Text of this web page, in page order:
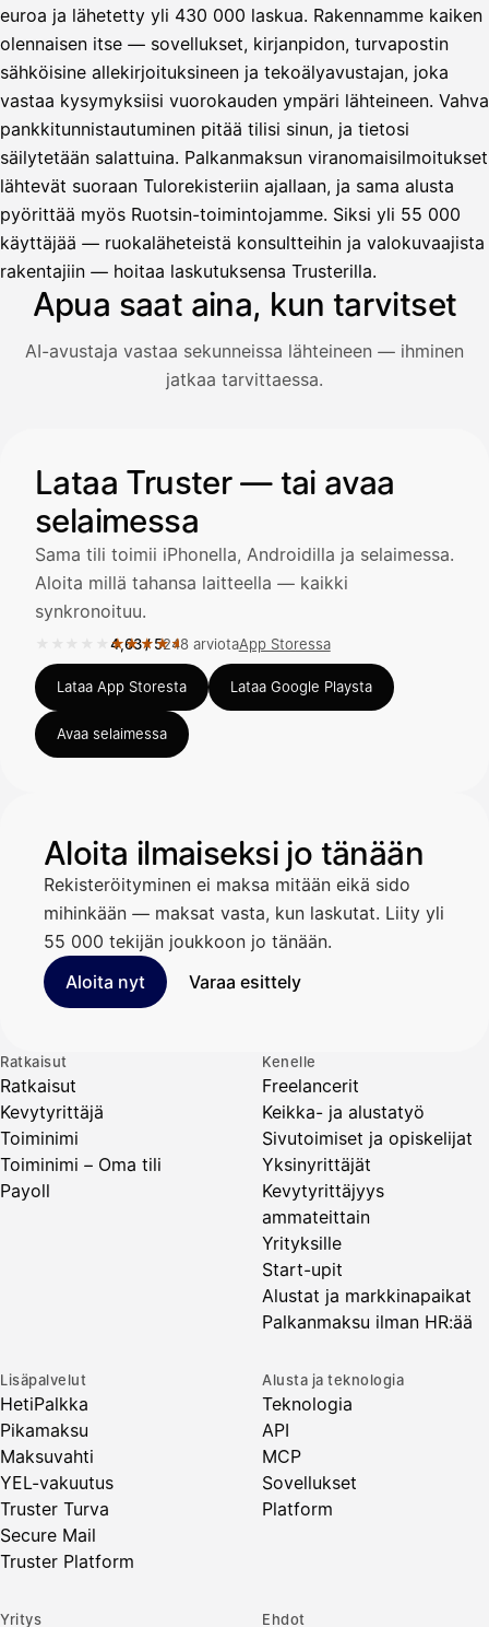
euroa ja lähetetty yli 430 000 laskua. Rakennamme kaiken
olennaisen itse — sovellukset, kirjanpidon, turvapostin
sähköisine allekirjoituksineen ja tekoälyavustajan, joka
vastaa kysymyksiisi vuorokauden ympäri lähteineen. Vahva
pankkitunnistautuminen pitää tilisi sinun, ja tietosi
säilytetään salattuina. Palkanmaksun viranomaisilmoitukset
lähtevät suoraan Tulorekisteriin ajallaan, ja sama alusta
pyörittää myös Ruotsin-toimintojamme. Siksi yli 55 000
käyttäjää — ruokaläheteistä konsultteihin ja valokuvaajista
rakentajiin — hoitaa laskutuksensa Trusterilla.
Apua saat aina, kun tarvitset
AI-avustaja vastaa sekunneissa lähteineen — ihminen
jatkaa tarvittaessa.
Avustaja
Hei! Miten voin auttaa?
Avaa Kuitit-välilehti ja valitse
Kirjoita viesti…
Lataa Truster — tai avaa
selaimessa
Sama tili toimii iPhonella, Androidilla ja selaimessa.
Aloita millä tahansa laitteella — kaikki
synkronoituu.
★★★★★
Arvosana 4,63 / 5 App Storessa, 248 arviota.
4,63/5248 arviotaApp Storessa
Lataa App Storesta Lataa Google Playsta
Avaa selaimessa
Aloita ilmaiseksi jo tänään
Rekisteröityminen ei maksa mitään eikä sido
mihinkään — maksat vasta, kun laskutat. Liity yli
55 000 tekijän joukkoon jo tänään.
Aloita nyt
Varaa esittely
Ratkaisut
Ratkaisut
Kevytyrittäjä
Toiminimi
Toiminimi – Oma tili
Payoll
Kenelle
Freelancerit
Keikka- ja alustatyö
Sivutoimiset ja opiskelijat
Yksinyrittäjät
Kevytyrittäjyys
ammateittain
Yrityksille
Start-upit
Alustat ja markkinapaikat
Palkanmaksu ilman HR:ää
Lisäpalvelut
HetiPalkka
Pikamaksu
Maksuvahti
YEL-vakuutus
Truster Turva
Secure Mail
Truster Platform
Alusta ja teknologia
Teknologia
API
MCP
Sovellukset
Platform
Yritys Ehdot